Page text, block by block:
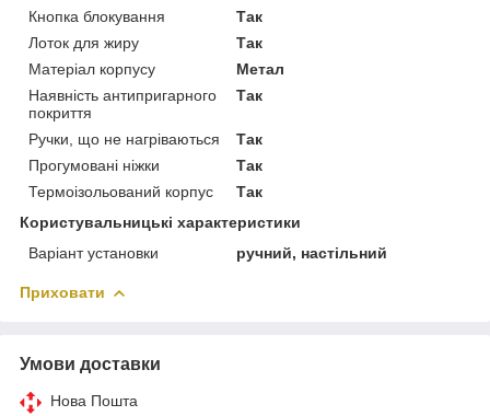
Кнопка блокування
Так
Лоток для жиру
Так
Матеріал корпусу
Метал
Наявність антипригарного
покриття
Так
Ручки, що не нагріваються
Так
Прогумовані ніжки
Так
Термоізольований корпус
Так
Користувальницькі характеристики
Варіант установки
ручний, настільний
Приховати
Умови доставки
Нова Пошта